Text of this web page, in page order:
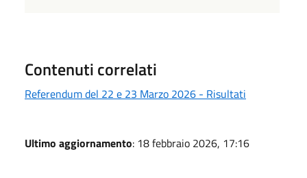
Contenuti correlati
Referendum del 22 e 23 Marzo 2026 - Risultati
Ultimo aggiornamento: 18 febbraio 2026, 17:16